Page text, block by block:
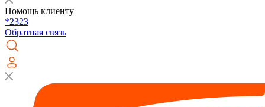
Помощь клиенту
*2323
Обратная связь